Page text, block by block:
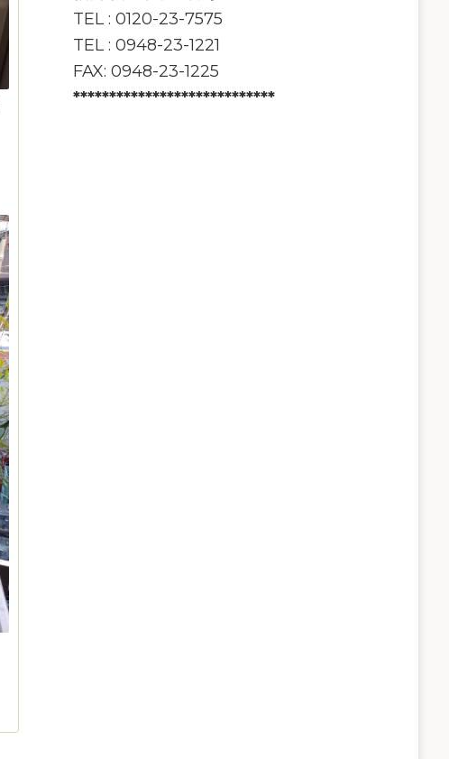
TEL : 0120-23-7575
TEL : 0948-23-1221
FAX: 0948-23-1225
****************************